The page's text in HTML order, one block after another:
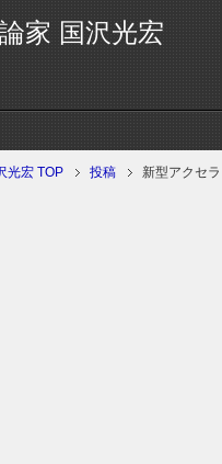
家 国沢光宏
光宏 TOP 投稿 新型アクセラ